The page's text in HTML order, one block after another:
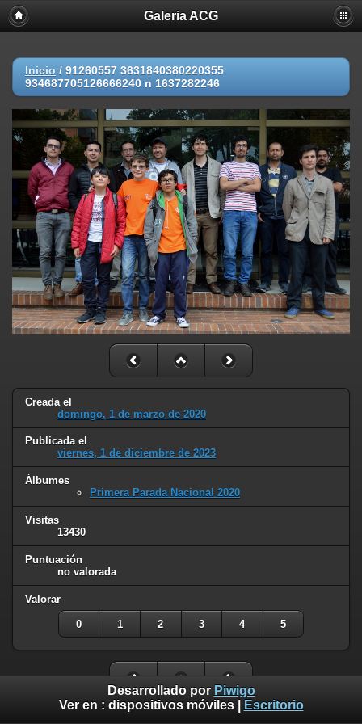
Galeria ACG
Inicio / 91260557 3631840380220355
934687705126666240 n 1637282246
Creada el
domingo, 1 de marzo de 2020
Publicada el
viernes, 1 de diciembre de 2023
Álbumes
Primera Parada Nacional 2020
Visitas
13430
Puntuación
no valorada
Valorar
0 1 2 3 4 5
Desarrollado por Piwigo
Ver en : dispositivos móviles| Escritorio